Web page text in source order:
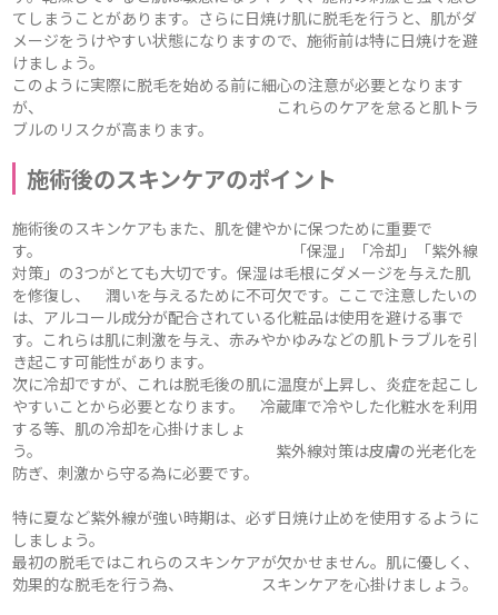
てしまうことがあります。さらに日焼け肌に脱毛を行うと、肌がダ
メージをうけやすい状態になりますので、施術前は特に日焼けを避
けましょう。
このように実際に脱毛を始める前に細心の注意が必要となります
が、 これらのケアを怠ると肌トラ
ブルのリスクが高まります。
施術後のスキンケアのポイント
施術後のスキンケアもまた、肌を健やかに保つために重要で
す。 「保湿」「冷却」「紫外線
対策」の3つがとても大切です。保湿は毛根にダメージを与えた肌
を修復し、 潤いを与えるために不可欠です。ここで注意したいの
は、アルコール成分が配合されている化粧品は使用を避ける事で
す。これらは肌に刺激を与え、赤みやかゆみなどの肌トラブルを引
き起こす可能性があります。
次に冷却ですが、これは脱毛後の肌に温度が上昇し、炎症を起こし
やすいことから必要となります。 冷蔵庫で冷やした化粧水を利用
する等、肌の冷却を心掛けましょ
う。 紫外線対策は皮膚の光老化を
防ぎ、刺激から守る為に必要です。
特に夏など紫外線が強い時期は、必ず日焼け止めを使用するように
しましょう。
最初の脱毛ではこれらのスキンケアが欠かせません。肌に優しく、
効果的な脱毛を行う為、 スキンケアを心掛けましょう。